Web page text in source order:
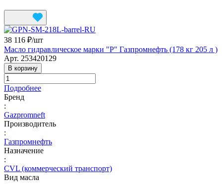
38 116 ₽/шт
Масло гидравлическое марки "Р" Газпромнефть (178 кг 205 л )
Арт. 253420129
В корзину
Подробнее
Бренд
:
Gazpromneft
Производитель
:
Газпромнефть
Назначение
:
CVL (коммерческий транспорт)
Вид масла